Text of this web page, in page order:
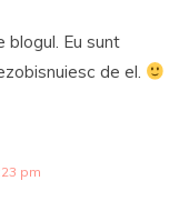
Eu sunt
de el.
pm